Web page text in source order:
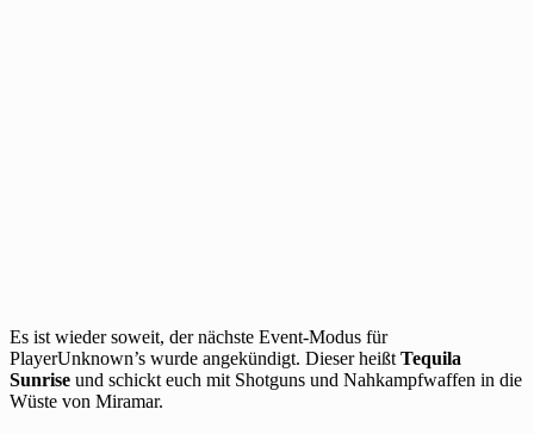
Es ist wieder soweit, der nächste Event-Modus für
PlayerUnknown’s wurde angekündigt. Dieser heißt Tequila
Sunrise und schickt euch mit Shotguns und Nahkampfwaffen in die
Wüste von Miramar.